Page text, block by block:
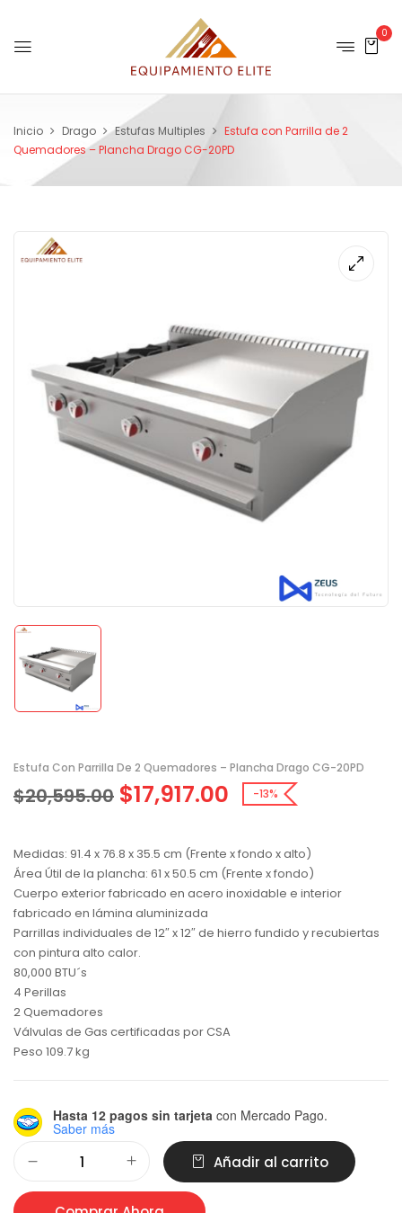
0
Inicio Drago Estufas Multiples
Estufa con Parrilla de 2
Quemadores – Plancha Drago CG-20PD
Estufa Con Parrilla De 2 Quemadores – Plancha Drago CG-20PD
$20,595.00 $17,917.00 -13%
Medidas: 91.4 x 76.8 x 35.5 cm (Frente x fondo x alto)
Área Útil de la plancha: 61 x 50.5 cm (Frente x fondo)
Cuerpo exterior fabricado en acero inoxidable e interior
fabricado en lámina aluminizada
Parrillas individuales de 12″ x 12″ de hierro fundido y recubiertas
con pintura alto calor.
80,000 BTU´s
4 Perillas
2 Quemadores
Válvulas de Gas certificadas por CSA
Peso 109.7 kg
Hasta 12 pagos sin tarjeta con Mercado Pago.
Saber más
Añadir al carrito